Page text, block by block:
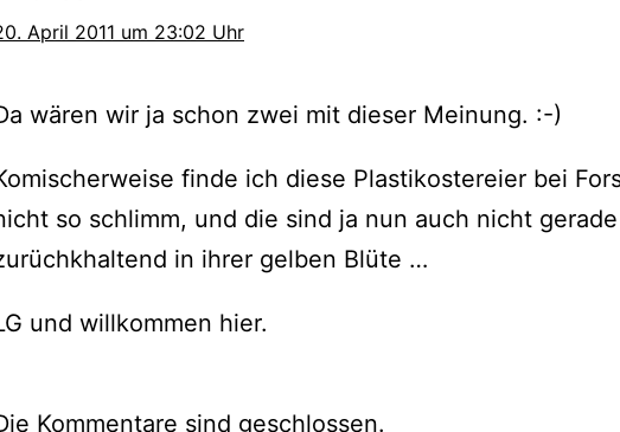
April 2011 um 23:02 Uhr
wären wir ja schon zwei mit die­ser Meinung. :-)
fin­de ich die­se Plastikostereier bei
so schlimm, und die sind ja nun auch nicht gera­de
in ihrer gel­ben Blüte …
und will­kom­men hier.
Kommentare sind geschlossen.